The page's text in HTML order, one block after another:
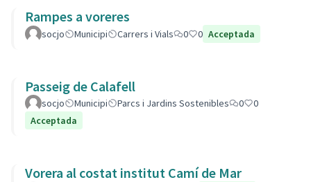
Rampes a voreres
socjo Municipi Carrers i Vials 0 0 Acceptada
Passeig de Calafell
socjo Municipi Parcs i Jardins Sostenibles 0
0
Acceptada
Vorera al costat institut Camí de Mar